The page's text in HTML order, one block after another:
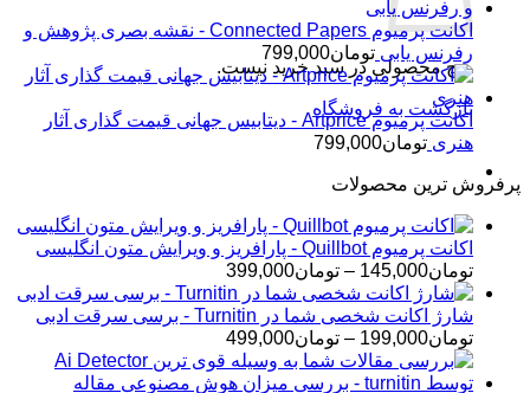
هیچ محصولی در سبد خرید نیست.
بازگشت به فروشگاه
اکانت پرمیوم Connected Papers - نقشه بصری پژوهش و
رفرنس یابی تومان799,000
اکانت پرمیوم Artprice - دیتابیس جهانی قیمت ‌گذاری آثار
هنری تومان799,000
پرفروش ترین محصولات
اکانت پرمیوم Quillbot - پارافریز و ویرایش متون انگلیسی
تومان145,000
– تومان399,000محدوده
قیمت:
تومان145,000
تا
تومان399,000
شارژ اکانت شخصی شما در Turnitin - برسی سرقت ادبی
تومان199,000
– تومان499,000محدوده
قیمت:
تومان199,000